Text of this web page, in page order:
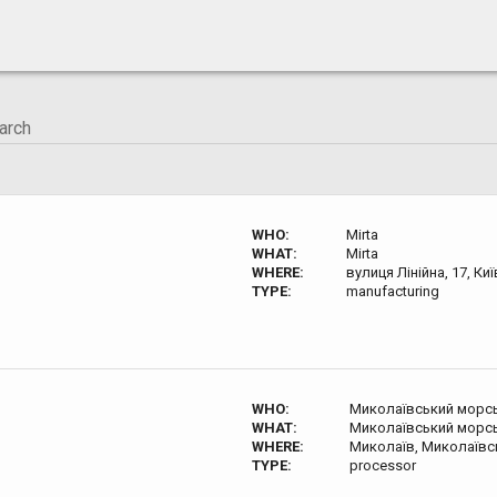
WHO:
Mirta
WHAT:
Mirta
WHERE:
вулиця Лінійна, 17,
TYPE:
manufacturing
WHO:
Миколаївський
WHAT:
Миколаївський
WHERE:
Миколаїв,
TYPE:
processor